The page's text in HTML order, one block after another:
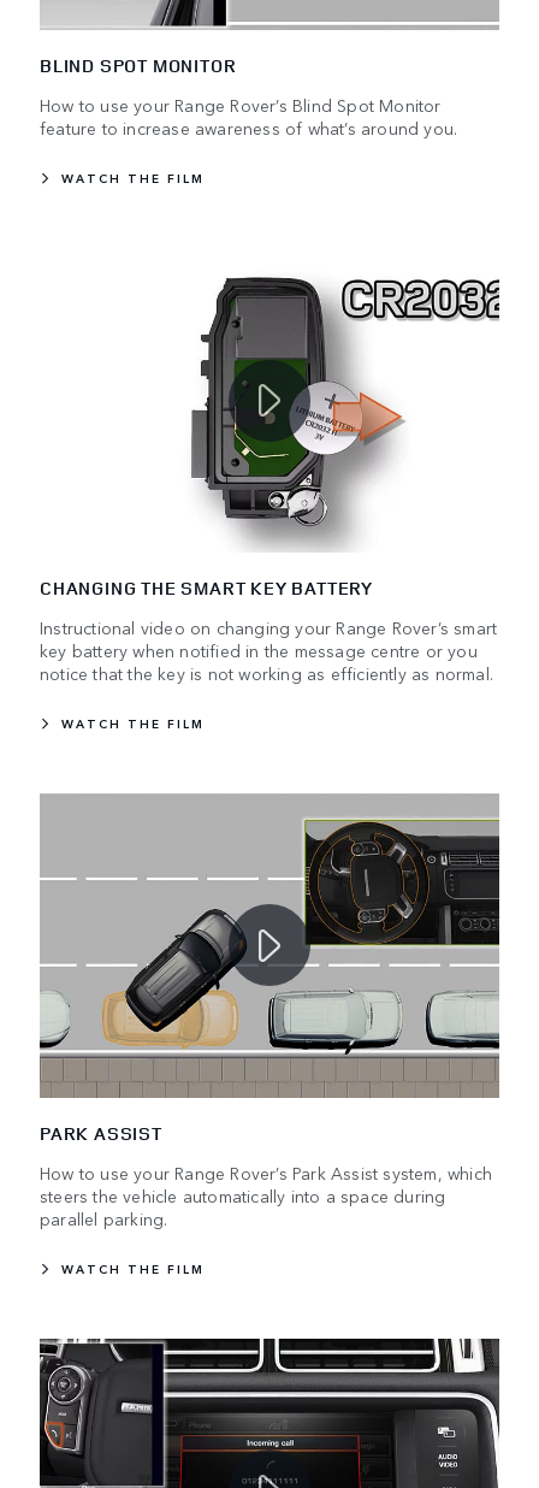
BLIND SPOT MONITOR
How to use your Range Rover’s Blind Spot Monitor
feature to increase awareness of what’s around you.
WATCH THE FILM
CHANGING THE SMART KEY BATTERY
Instructional video on changing your Range Rover’s smart
key battery when notified in the message centre or you
notice that the key is not working as efficiently as normal.
WATCH THE FILM
PARK ASSIST
How to use your Range Rover’s Park Assist system, which
steers the vehicle automatically into a space during
parallel parking.
WATCH THE FILM